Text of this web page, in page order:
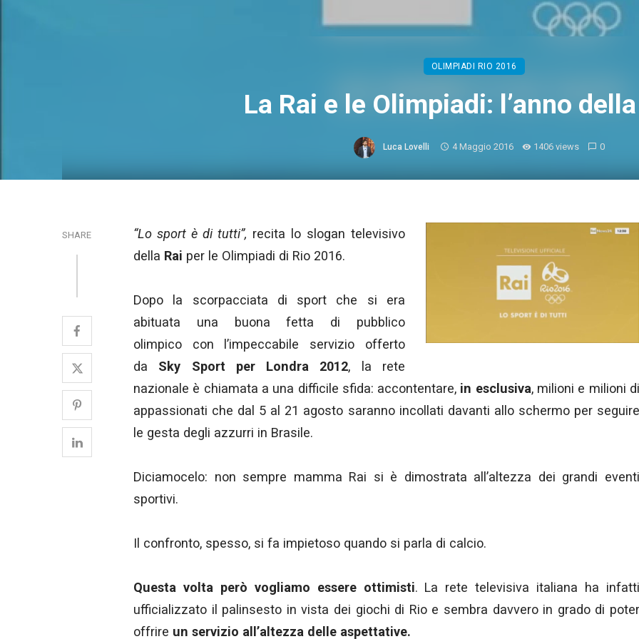
OLIMPIADI RIO 2016
La Rai e le Olimpiadi: l’anno
Luca Lovelli 4 Maggio 2016 1406 views 0
SHARE “Lo sport è di tutti”, recita lo slogan televisivo
della Rai per le Olimpiadi di Rio 2016.
Dopo la scorpacciata di sport che si era
abituata una buona fetta di pubblico
olimpico con l’impeccabile servizio offerto
da Sky Sport per Londra 2012, la rete
nazionale è chiamata a una difficile sfida: accontentare, in esclusiva, milioni e milioni di
appassionati che dal 5 al 21 agosto saranno incollati davanti allo schermo per seguire
le gesta degli azzurri in Brasile.
Diciamocelo: non sempre mamma Rai si è dimostrata all’altezza dei grandi eventi
sportivi.
Il confronto, spesso, si fa impietoso quando si parla di calcio.
Questa volta però vogliamo essere ottimisti. La rete televisiva italiana ha infatti
ufficializzato il palinsesto in vista dei giochi di Rio e sembra davvero in grado di poter
offrire un servizio all’altezza delle aspettative.